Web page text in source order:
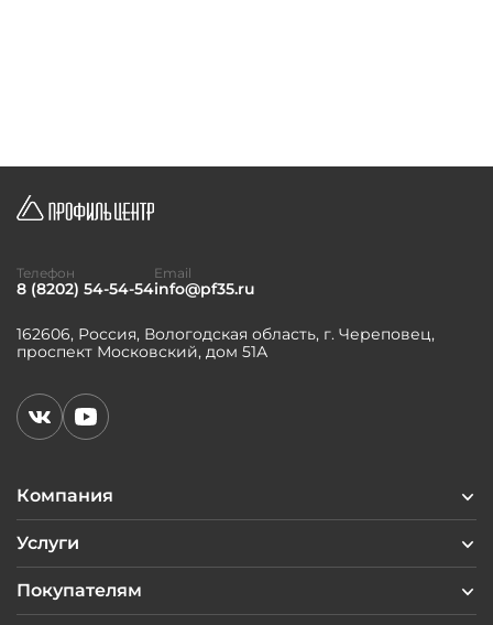
Компания
Услуги
Покупателям
162606, Россия, Вологодская область, г. Череповец,
проспект Московский, дом 51А
Телефон
8 (8202) 54-54-54
Email
info@pf35.ru